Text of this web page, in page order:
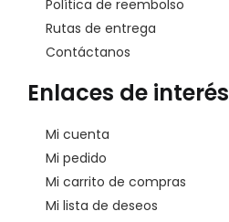
Política de reembolso
Rutas de entrega
Contáctanos
Enlaces de interés
Mi cuenta
Mi pedido
Mi carrito de compras
Mi lista de deseos